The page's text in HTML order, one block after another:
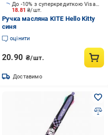
18.81₴/шт.
До -10% з суперкредиткою Visa Вигода
Ручка масляна KITE Hello Kitty
синя
оцінити
20.90 ₴/шт.
Доставимо